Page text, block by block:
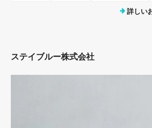
詳しい
ステイブルー株式会社